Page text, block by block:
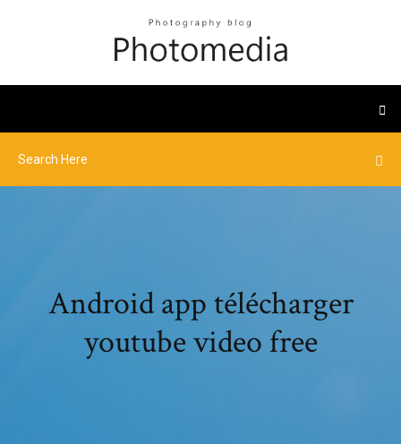
Android app télécharger
youtube video free